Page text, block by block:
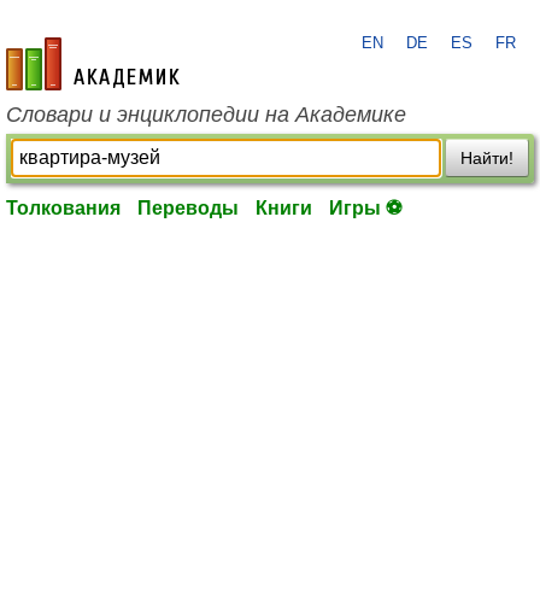
academic.ru
EN DE ES FR
Словари и энциклопедии на Академике
Найти!
Толкования Переводы Книги Игры ⚽